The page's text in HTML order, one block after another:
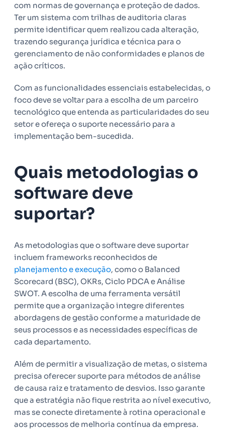
com normas de governança e proteção de dados.
Ter um sistema com trilhas de auditoria claras
permite identificar quem realizou cada alteração,
trazendo segurança jurídica e técnica para o
gerenciamento de não conformidades e planos de
ação críticos.
Com as funcionalidades essenciais estabelecidas, o
foco deve se voltar para a escolha de um parceiro
tecnológico que entenda as particularidades do seu
setor e ofereça o suporte necessário para a
implementação bem-sucedida.
Quais metodologias o
software deve
suportar?
As metodologias que o software deve suportar
incluem frameworks reconhecidos de
planejamento e execução, como o Balanced
Scorecard (BSC), OKRs, Ciclo PDCA e Análise
SWOT. A escolha de uma ferramenta versátil
permite que a organização integre diferentes
abordagens de gestão conforme a maturidade de
seus processos e as necessidades específicas de
cada departamento.
Além de permitir a visualização de metas, o sistema
precisa oferecer suporte para métodos de análise
de causa raiz e tratamento de desvios. Isso garante
que a estratégia não fique restrita ao nível executivo,
mas se conecte diretamente à rotina operacional e
aos processos de melhoria contínua da empresa.